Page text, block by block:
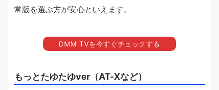
常版を選ぶ方が安心といえます。
DMM TVを今すぐチェックする
もっとたゆたゆver（AT-Xなど）